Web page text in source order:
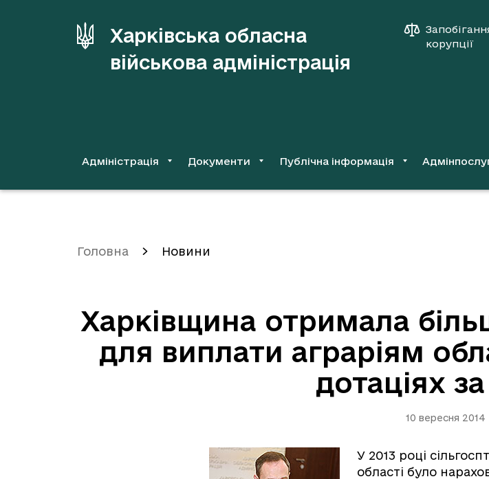
Харківська обласна
військова адміністрація
корупції
Адміністрація Документи Публічна інформація
Головна Новини
Харківщина отримала
для виплати аграріям
дотаціях
10 вересня 2014
У 2013 році
області було